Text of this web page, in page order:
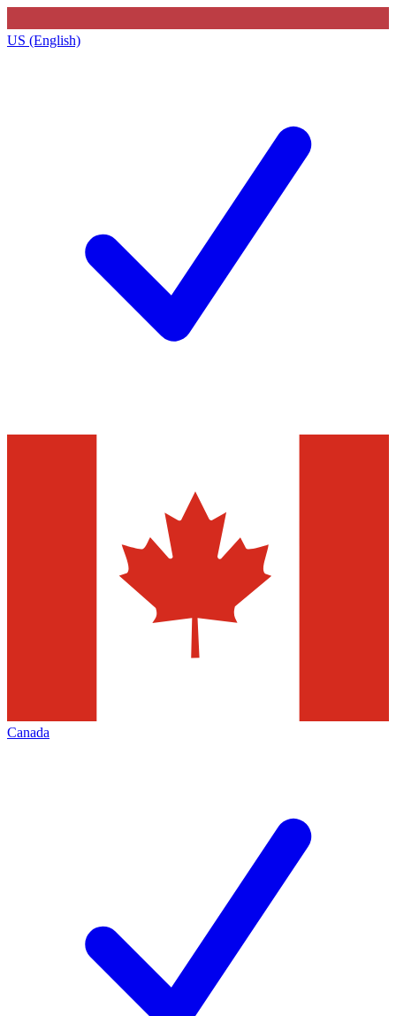
US (English)
Canada